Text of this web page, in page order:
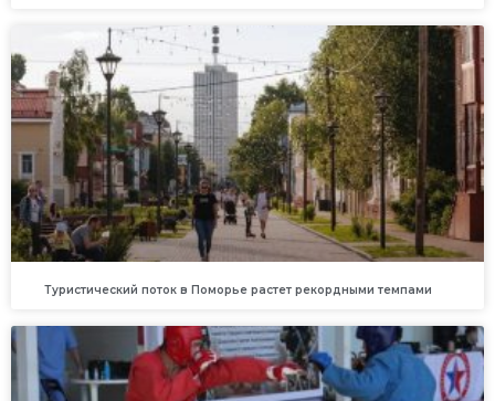
Туристический поток в Поморье растет рекордными темпами